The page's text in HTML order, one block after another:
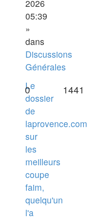
2026
05:39
»
dans
Discussions
Générales
Le
dossier
de
laprovence.com
sur
les
meilleurs
coupe
faim,
quelqu'un
l'a
0 1441